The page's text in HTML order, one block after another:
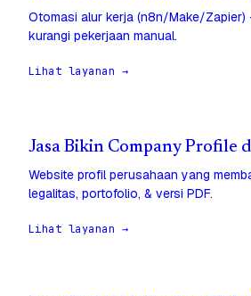
Otomasi alur kerja (n8n/Make/Zapier)
kurangi pekerjaan manual.
Lihat layanan →
Jasa Bikin Company Profile
Website profil perusahaan yang
legalitas, portofolio, & versi PDF.
Lihat layanan →